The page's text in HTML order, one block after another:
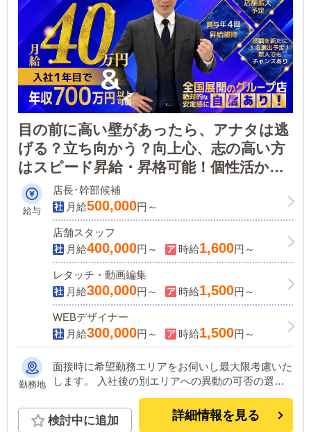
目の前に高い壁があったら、アナタは逃
げる？立ち向かう？向上心、志の高い方
はスピード昇給・昇格可能！個性活かし
たスタッフが活躍中！【平均年収873万
円】稼ぎたいならココ！異業種からの転
職者増えてます！
給与
店長･幹部候補
月給500,000円～
店舗スタッフ
月給400,000円～ 時給1,600円～
レタッチ・動画編集
月給300,000円～ 時給1,500円～
WEBデザイナー
月給300,000円～ 時給1,500円～
勤務地
面接時に希望勤務エリアをお伺いし最大限考慮いた
します。 入社後の別エリアへの異動の可否の選択
可能です。(変更は随時可能) ＜下記いずれかの店舗
に配属＞ ■東京 五反田：五反田駅から徒歩2分 池
袋：池袋駅西口から徒歩2分 吉原：三ノ輪駅から徒
検討中に追加 詳細情報を見る